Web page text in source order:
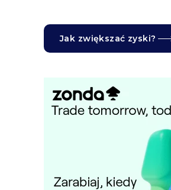
Jak zwiększać zyski?